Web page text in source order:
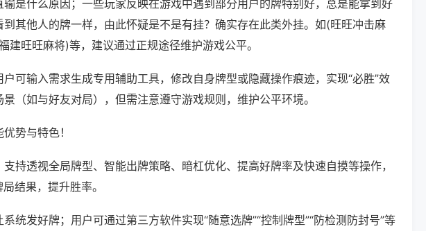
是什么原因；一些玩家反映在游戏中遇到部分用户的牌特别好，总是能拿到好
其他人的牌一样，由此怀疑是不是有挂？确实存在此类外挂。如(旺旺冲击麻
建旺旺麻将)等，建议通过正规途径维护游戏公平。
可输入需求生成专用辅助工具，修改自身牌型或隐藏操作痕迹，实现“必胜”效
（如与好友对局），但需注意遵守游戏规则，维护公平环境。
势与特色！
持透视全局牌型、智能出牌策略、暗杠优化、提高好牌率及快速自摸等操作，
结果，提升胜率。
统发好牌；用户可通过第三方软件实现“随意选牌”“控制牌型”“防检测防封号”等